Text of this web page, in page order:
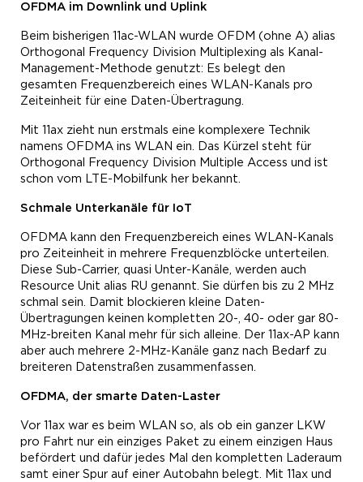
OFDMA im Downlink und Uplink
Beim bisherigen 11ac-WLAN wurde OFDM (ohne A) alias
Orthogonal Frequency Division Multiplexing als Kanal-
Management-Methode genutzt: Es belegt den
gesamten Frequenzbereich eines WLAN-Kanals pro
Zeiteinheit für eine Daten-Übertragung.
Mit 11ax zieht nun erstmals eine komplexere Technik
namens OFDMA ins WLAN ein. Das Kürzel steht für
Orthogonal Frequency Division Multiple Access und ist
schon vom LTE-Mobilfunk her bekannt.
Schmale Unterkanäle für IoT
OFDMA kann den Frequenzbereich eines WLAN-Kanals
pro Zeiteinheit in mehrere Frequenzblöcke unterteilen.
Diese Sub-Carrier, quasi Unter-Kanäle, werden auch
Resource Unit alias RU genannt. Sie dürfen bis zu 2 MHz
schmal sein. Damit blockieren kleine Daten-
Übertragungen keinen kompletten 20-, 40- oder gar 80-
MHz-breiten Kanal mehr für sich alleine. Der 11ax-AP kann
aber auch mehrere 2-MHz-Kanäle ganz nach Bedarf zu
breiteren Datenstraßen zusammenfassen.
OFDMA, der smarte Daten-Laster
Vor 11ax war es beim WLAN so, als ob ein ganzer LKW
pro Fahrt nur ein einziges Paket zu einem einzigen Haus
befördert und dafür jedes Mal den kompletten Laderaum
samt einer Spur auf einer Autobahn belegt. Mit 11ax und